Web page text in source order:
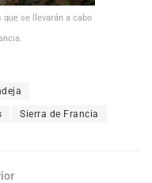
se llevarán a cabo
Sierra de Francia